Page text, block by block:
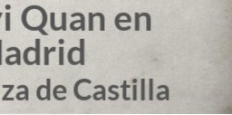
Quan en
de Castilla